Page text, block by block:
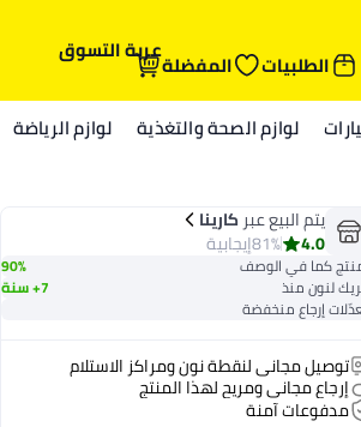
الطلبيات المفضلةعربة التسوق
لوازم الصحة والتغذية لوازم الرياضة
يتم البيع عبر كارينا
4.0
81%إيجابية
كما في الوصف 90%
لنون منذ 7+ سنة
إرجاع منخفضة
توصيل مجاني لنقطة نون ومراكز الاستلام
إرجاع مجاني ومريح لهذا المنتج
مدفوعات آمنة